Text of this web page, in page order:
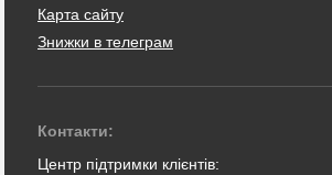
Карта сайту
Знижки в телеграм
Контакти:
Центр підтримки клієнтів: